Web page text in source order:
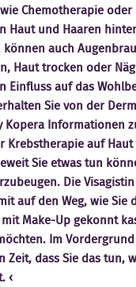
Chemotherapie
Haut und Haaren
auch
Haut trocken oder
Einfluss auf das
Sie von der
Kopera Informationen
Krebstherapie auf Haut
Sie etwas tun
Die
auf den Weg, wie Sie
Make-Up gekonnt
Im
Zeit, dass Sie das tun,